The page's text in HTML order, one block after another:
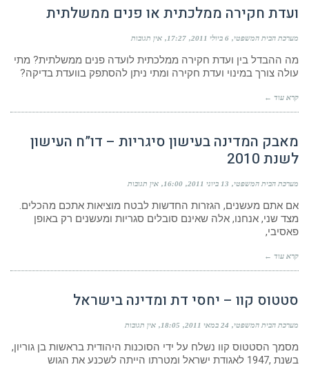
ועדת חקירה ממלכתית או פנים ממשלתית
מערכת הבית המשפטי 6 ביולי 2011 17:27 אין תגובות
מה ההבדל בין ועדת חקירה ממלכתית לועדה פנים ממשלתית? מתי
עולה צורך במינוי ועדת חקירה ומתי ניתן להסתפק בוועדת בדיקה?
קרא עוד ←
מאבק המדינה בעישון סיגריות – דו”ח העישון
לשנת 2010
מערכת הבית המשפטי 13 ביוני 2011 16:00 אין תגובות
אם אתם מעשנים, הגזרות החדשות לבטח מוציאות אתכם מהכלים.
מצד שני, אנחנו, אלה שאינם סובלים סגריות ומעשנים רק באופן
פאסיבי,
קרא עוד ←
סטטוס קוו – יחסי דת ומדינה בישראל
מערכת הבית המשפטי 24 במאי 2011 18:05 אין תגובות
מסמך הסטטוס קוו נשלח על ידי הסוכנות היהודית בראשות בן גוריון,
בשנת ,1947 לאגודת ישראל ומטרתו הייתה לשכנע את הגוש